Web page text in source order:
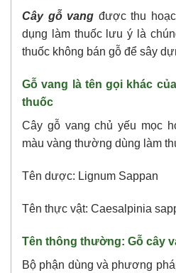
Cây gỗ vang được thu
dụng làm thuốc lưu ý là
thuốc không bán gỗ để sây
Gỗ vang là tên gọi khác
thuốc
Cây gỗ vang chủ yếu mọc
màu vàng thường dùng làm
Tên dược: Lignum Sappan
Tên thực vật: Caesalpinia
Tên thông thường: Gỗ cây
Bộ phận dùng và phương